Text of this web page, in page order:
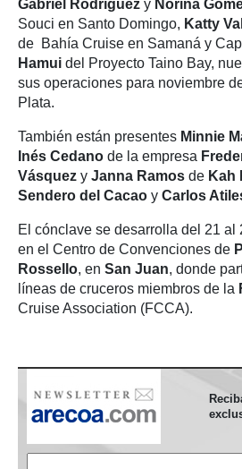
Gabriel Rodríguez y Norina
Souci en Santo Domingo, Katty
de Bahía Cruise en Samaná y
Hamui del Proyecto Taino Bay,
sus operaciones para noviembre
Plata.
También están presentes Minnie
Inés Cedano de la empresa
Vásquez y Janna Ramos de Kah
Sendero del Cacao y Carlos
El cónclave se desarrolla del 21 al
en el Centro de Convenciones de
Rossello, en San Juan, donde
líneas de cruceros miembros de la
Cruise Association (FCCA).